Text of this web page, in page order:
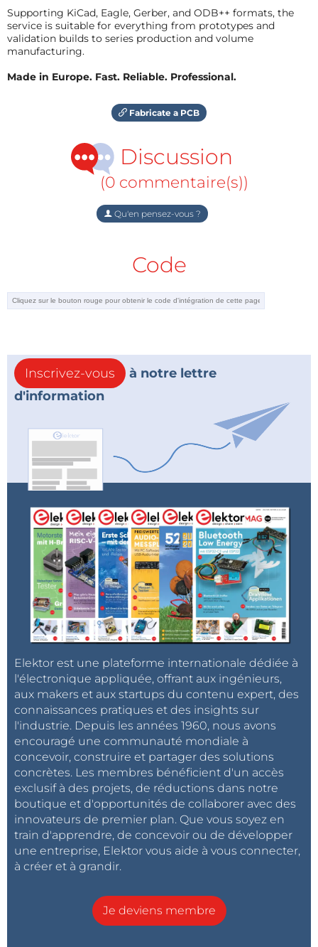
Supporting KiCad, Eagle, Gerber, and ODB++ formats, the
service is suitable for everything from prototypes and
validation builds to series production and volume
manufacturing.
Made in Europe. Fast. Reliable. Professional.
Fabricate a PCB
Discussion
(0 commentaire(s))
Qu'en pensez-vous ?
Code
Inscrivez-vous
à notre lettre
d'information
Elektor est une plateforme internationale dédiée à
l'électronique appliquée, offrant aux ingénieurs,
aux makers et aux startups du contenu expert, des
connaissances pratiques et des insights sur
l'industrie. Depuis les années 1960, nous avons
encouragé une communauté mondiale à
concevoir, construire et partager des solutions
concrètes. Les membres bénéficient d'un accès
exclusif à des projets, de réductions dans notre
boutique et d'opportunités de collaborer avec des
innovateurs de premier plan. Que vous soyez en
train d'apprendre, de concevoir ou de développer
une entreprise, Elektor vous aide à vous connecter,
à créer et à grandir.
Je deviens membre